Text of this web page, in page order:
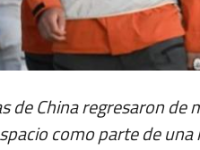
de China regresaron de
como parte de